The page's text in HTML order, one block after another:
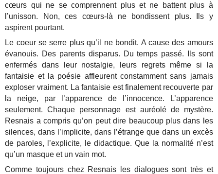
cœurs qui ne se comprennent plus et ne battent plus à
l’unisson. Non, ces cœurs-là ne bondissent plus. Ils y
aspirent pourtant.
Le coeur se serre plus qu’il ne bondit. A cause des amours
évanouis. Des parents disparus. Du temps passé. Ils sont
enfermés dans leur nostalgie, leurs regrets même si la
fantaisie et la poésie affleurent constamment sans jamais
exploser vraiment. La fantaisie est finalement recouverte par
la neige, par l’apparence de l’innocence. L’apparence
seulement. Chaque personnage est auréolé de mystère.
Resnais a compris qu’on peut dire beaucoup plus dans les
silences, dans l’implicite, dans l’étrange que dans un excès
de paroles, l’explicite, le didactique. Que la normalité n’est
qu’un masque et un vain mot.
Comme toujours chez Resnais les dialogues sont très et